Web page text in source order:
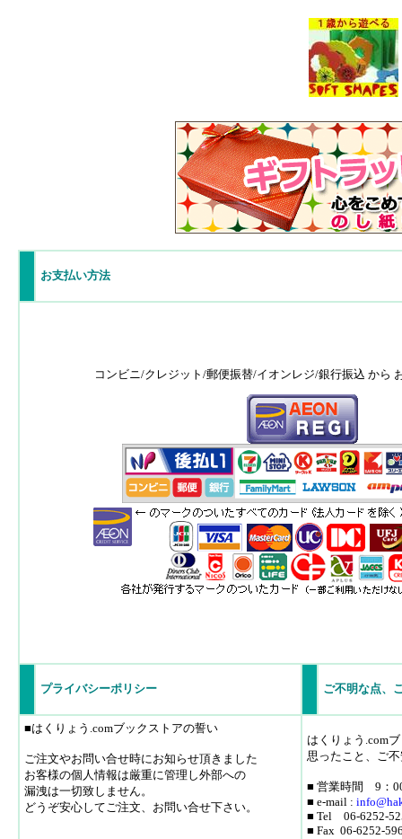
お支払い方法
コンビニ/クレジット/郵便振替/イオンレジ/銀行振込 から
プライバシーポリシー ご不明な点、
■はくりょう.comブックストアの誓い
ご注文やお問い合せ時にお知らせ頂きました
お客様の個人情報は厳重に管理し外部への
漏洩は一切致しません。
どうぞ安心してご注文、お問い合せ下さい。
はくりょう.com
思ったこと、ご
■ 営業時間 9：
■ e-mail : info
■ Tel 06-6252-
■ Fax 06-6252-